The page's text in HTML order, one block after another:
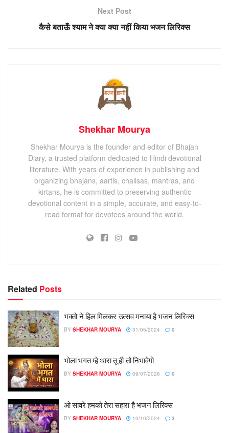
Next Post
कैसे बताऊँ श्याम ने क्या क्या नहीं किया भजन लिरिक्स
Shekhar Mourya
Shekhar Mourya is the founder and editor of Bhajan
Diary, a trusted platform dedicated to Hindi devotional
literature. With years of experience in publishing and
organizing bhajans, aartis, chalisas, mantras, and
kirtans, he is committed to preserving authentic
devotional content in a simple, accurate, and easy-to-
read format for devotees around the world.
Related Posts
भक्तो ने हिल मिलकर उत्सव मनाया है भजन लिरिक्स
BY SHEKHAR MOURYA 31/05/2024 0
भोला भगत म्हे थारा तू ही तो निभावेगो
BY SHEKHAR MOURYA 09/07/2026 0
ओ सांवरे हमको तेरा सहारा है भजन लिरिक्स
BY SHEKHAR MOURYA 10/10/2024 3